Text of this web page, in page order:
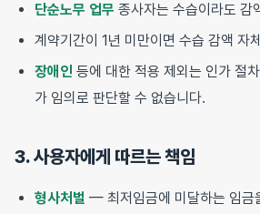
단순노무 업무 종사자는 수습이라도 감
계약기간이 1년 미만이면 수습 감액 자
장애인 등에 대한 적용 제외는 인가 절
가 임의로 판단할 수 없습니다.
3. 사용자에게 따르는 책임
형사처벌 — 최저임금에 미달하는 임금